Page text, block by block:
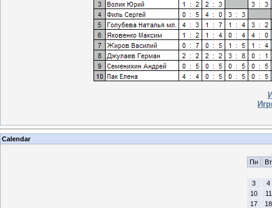
Calendar
Пн
Вт
3
4
10
11
17
18